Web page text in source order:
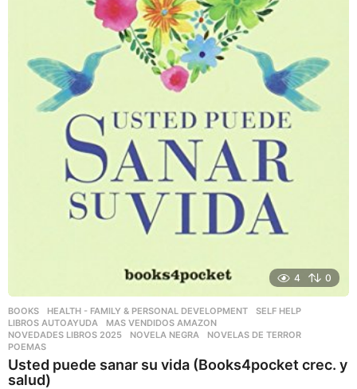
4 0
BOOKS ,HEALTH - FAMILY & PERSONAL DEVELOPMENT ,SELF HELP
LIBROS AUTOAYUDA
,MAS VENDIDOS AMAZON
NOVEDADES LIBROS 2025
,NOVELA NEGRA ,NOVELAS DE TERROR
POEMAS
Usted puede sanar su vida (Books4pocket crec. y
salud)